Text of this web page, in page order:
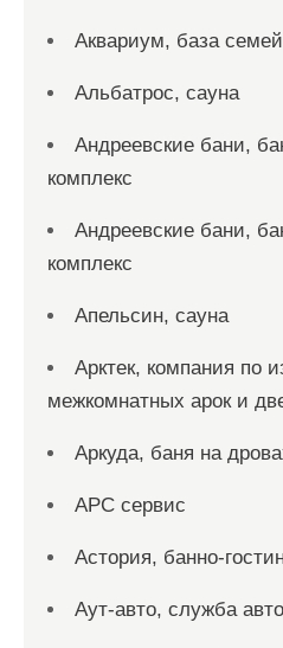
Аквариум, база
Альбатрос, сауна
Андреевские бани,
комплекс
Андреевские бани,
комплекс
Апельсин, сауна
Арктек, компания по
межкомнатных арок и
Аркуда, баня на
АРС сервис
Астория, банно-
Аут-авто, служба